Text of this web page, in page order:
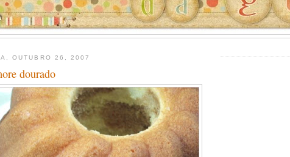
OUTUBRO 26, 2007
dourado